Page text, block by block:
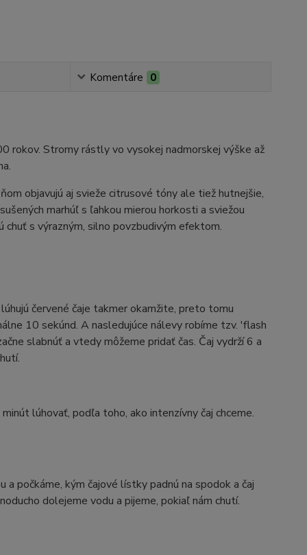
Komentáre 0
rokov. Stromy rástly vo vysokej nadmorskej výške až
objavujú aj svieže citrusové tóny ale tiež hutnejšie,
marhúľ s ľahkou mierou horkosti a sviežou
chuť s výrazným, silno povzbudivým efektom.
červené čaje takmer okamžite, preto tomu
10 sekúnd. A nasledujúce nálevy robíme tzv. 'flash
slabnúť a vtedy môžeme pridať čas. Čaj vydrží 6 a
lúhovať, podľa toho, ako intenzívny čaj chceme.
počkáme, kým čajové lístky padnú na spodok a čaj
dolejeme vodu a pijeme, pokiaľ nám chutí.